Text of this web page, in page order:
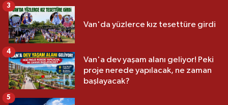
Van'da yüzlerce kız tesettüre girdi
3
Van'a dev yaşam alanı geliyor! Peki
proje nerede yapılacak, ne zaman
başlayacak?
4
5